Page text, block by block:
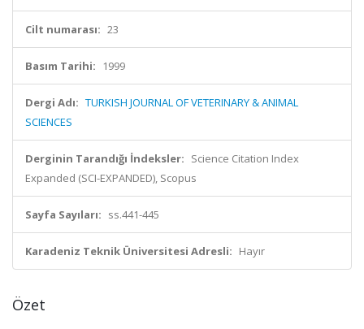
Cilt numarası: 23
Basım Tarihi: 1999
Dergi Adı: TURKISH JOURNAL OF VETERINARY & ANIMAL
SCIENCES
Derginin Tarandığı İndeksler: Science Citation Index
Expanded (SCI-EXPANDED), Scopus
Sayfa Sayıları: ss.441-445
Karadeniz Teknik Üniversitesi Adresli: Hayır
Özet